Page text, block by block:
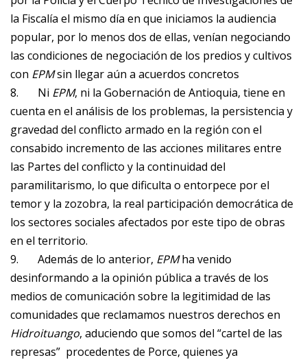
la Fiscalía el mismo día en que iniciamos la audiencia
popular, por lo menos dos de ellas, venían negociando
las condiciones de negociación de los predios y cultivos
con EPMsin llegar aún a acuerdos concretos
8. Ni EPM, ni la Gobernación de Antioquia, tiene en
cuenta en el análisis de los problemas, la persistencia y
gravedad del conflicto armado en la región con el
consabido incremento de las acciones militares entre
las Partes del conflicto y la continuidad del
paramilitarismo, lo que dificulta o entorpece por el
temor y la zozobra, la real participación democrática de
los sectores sociales afectados por este tipo de obras
en el territorio.
9. Además de lo anterior, EPMha venido
desinformando a la opinión pública a través de los
medios de comunicación sobre la legitimidad de las
comunidades que reclamamos nuestros derechos en
Hidroituango, aduciendo que somos del “cartel de las
represas” procedentes de Porce, quienes ya